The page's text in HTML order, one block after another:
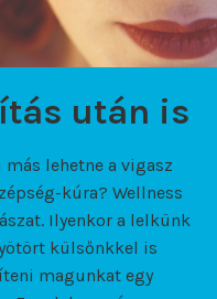
után is
lehetne a vigasz
kúra? Wellness
Ilyenkor a lelkünk
külsőnkkel is
magunkat egy